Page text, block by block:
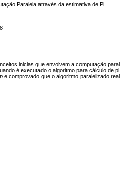
Paralela através da estimativa de Pi
inicias que envolvem a computação
é executado o algoritmo para cálculo de
e comprovado que o algoritmo paralelizado